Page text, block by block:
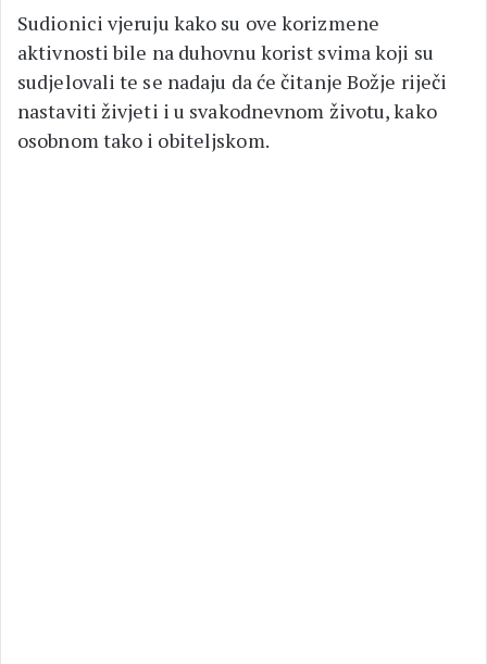
Sudionici vjeruju kako su ove korizmene
aktivnosti bile na duhovnu korist svima koji su
sudjelovali te se nadaju da će čitanje Božje riječi
nastaviti živjeti i u svakodnevnom životu, kako
osobnom tako i obiteljskom.